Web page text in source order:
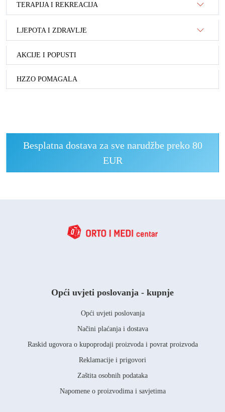
TERAPIJA I REKREACIJA
LJEPOTA I ZDRAVLJE
AKCIJE I POPUSTI
HZZO POMAGALA
Besplatna dostava za sve narudžbe preko 80
EUR
Opći uvjeti poslovanja - kupnje
Opći uvjeti poslovanja
Načini plaćanja i dostava
Raskid ugovora o kupoprodaji proizvoda i povrat proizvoda
Reklamacije i prigovori
Zaštita osobnih podataka
Napomene o proizvodima i savjetima